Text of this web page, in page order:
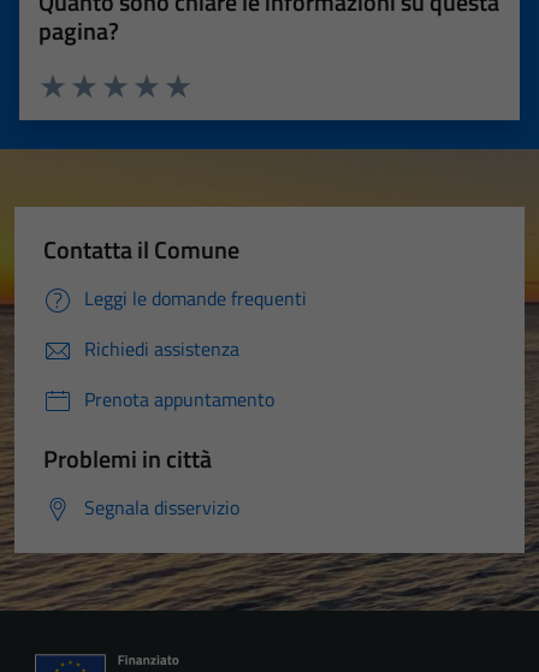
pagina?
Valuta 5 stelle su 5
Valuta 4 stelle su 5
Valuta 3 stelle su 5
Valuta 2 stelle su 5
Valuta 1 stelle su 5
Contatta il Comune
Leggi le domande frequenti
Richiedi assistenza
Prenota appuntamento
Problemi in città
Segnala disservizio